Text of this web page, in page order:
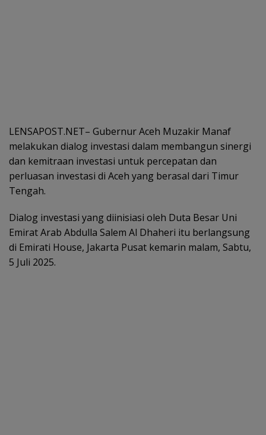
LENSAPOST.NET– Gubernur Aceh Muzakir Manaf
melakukan dialog investasi dalam membangun sinergi
dan kemitraan investasi untuk percepatan dan
perluasan investasi di Aceh yang berasal dari Timur
Tengah.
Dialog investasi yang diinisiasi oleh Duta Besar Uni
Emirat Arab Abdulla Salem Al Dhaheri itu berlangsung
di Emirati House, Jakarta Pusat kemarin malam, Sabtu,
5 Juli 2025.